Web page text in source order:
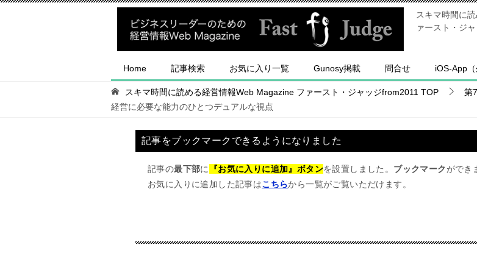
スキマ時間に
ァースト・ジ
Home 記事検索 お気に入り一覧 Gunosy掲載 問合せ iOS-App（
スキマ時間に読める経営情報Web Magazine ファースト・ジャッジfrom2011 TOP
第
経営に必要な能力のひとつデュアルな視点
記事をブックマークできるようになりました
記事の最下部に 『お気に入りに追加』ボタンを設置しました。 ブックマーク ができ
お気に入りに追加した記事はこちらから一覧がご覧いただけます。